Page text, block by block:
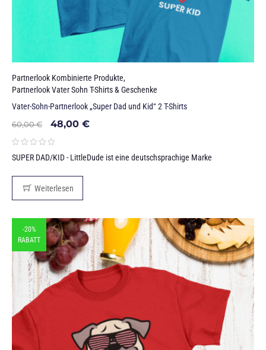
Partnerlook Kombinierte Produkte,
Partnerlook Vater Sohn T-Shirts & Geschenke
Vater-Sohn-Partnerlook „Super Dad und Kid“ 2 T-Shirts
60,00€ 48,00 €
SUPER DAD/KID - LittleDude ist eine deutschsprachige Marke
Weiterlesen
-20%
RABATT